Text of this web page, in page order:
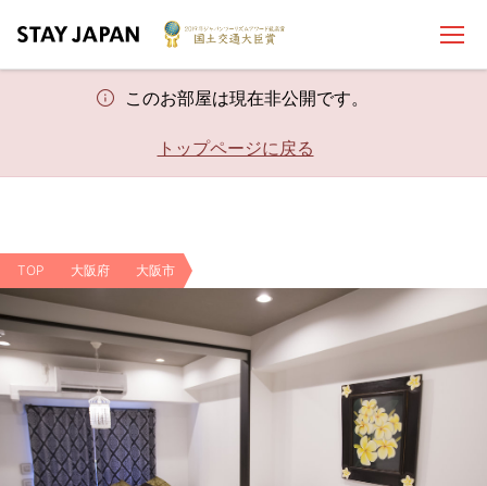
このお部屋は現在非公開です。
トップページに戻る
TOP 大阪府 大阪市